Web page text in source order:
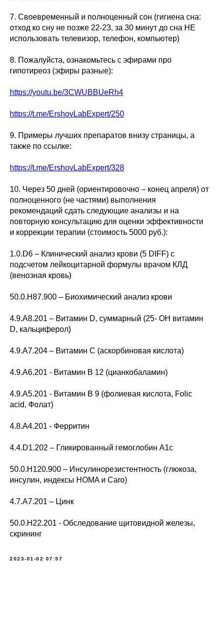
7. Своевременный и полноценный сон (гигиена сна:
отход ко сну не позже 22-23, за 30 минут до сна НЕ
использовать телевизор, телефон, компьютер)
8. Пожалуйста, ознакомьтесь с эфирами про
гипотиреоз (эфиры разные):
https://youtu.be/3CWUBBUeRh4
https://t.me/ErshovLabExpert/250
9. Примеры лучших препаратов внизу страницы, а
также по ссылке:
https://t.me/ErshovLabExpert/328
10. Через 50 дней (ориентировочно – конец апреля) от
полноценного (не частями) выполнения
рекомендаций сдать следующие анализы и на
повторную консультацию для оценки эффективности
и коррекции терапии (стоимость 5000 руб.):
1.0.D6 – Клинический анализ крови (5 DIFF) с
подсчетом лейкоцитарной формулы врачом КЛД
(венозная кровь)
50.0.H87.900 – Биохимический анализ крови
4.9.A8.201 – Витамин D, суммарный (25- OH витамин
D, кальциферол)
4.9.A7.204 – Витамин С (аскорбиновая кислота)
4.9.A6.201 - Витамин В 12 (цианкобаламин)
4.9.A5.201 - Витамин В 9 (фолиевая кислота, Folic
acid, Фолат)
4.8.A4.201 - Ферритин
4.4.D1.202 – Гликированный гемоглобин А1с
50.0.H120.900 – Инсулинорезистентность (глюкоза,
инсулин, индексы HOMA и Caro)
4.7.A7.201 – Цинк
50.0.H22.201 - Обследование щитовидной железы,
скрининг
2023-01-02 07:57